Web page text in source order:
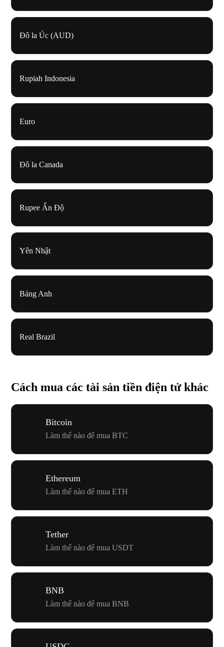
Đô la Úc (AUD)
Rupiah Indonesia
Euro
Đô la Canada
Rupee Ấn Độ
Yên Nhật
Bảng Anh
Real Brazil
Cách mua các tài sản tiền điện tử khác
Bitcoin
Làm thế nào để mua BTC
Ethereum
Làm thế nào để mua ETH
Tether
Làm thế nào để mua USDT
BNB
Làm thế nào để mua BNB